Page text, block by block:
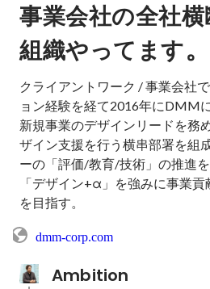
事業会社の全社
組織やってます。
クライアントワーク / 事業会社
ョン経験を経て2016年にDMM
新規事業のデザインリードを務
ザイン支援を行う横串部署を組
ーの「評価/教育/技術」の推進
「デザイン+α」を強みに事業
を目指す。
dmm-corp.com
Ambition